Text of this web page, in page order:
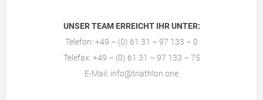
UNSER TEAM ERREICHT IHR UNTER:
Telefon: +49 – (0) 61 31 – 97 133 – 0
Telefax: +49 – (0) 61 31 – 97 133 – 75
E-Mail: info@triathlon.one